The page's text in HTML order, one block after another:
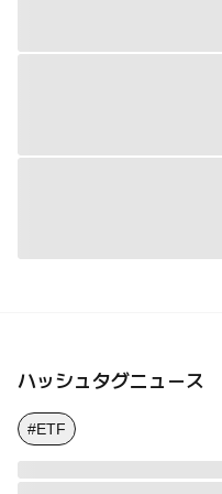
ハッシュタグニュース
#ETF